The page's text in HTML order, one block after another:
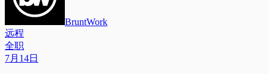
BruntWork
远程
全职
7月14日